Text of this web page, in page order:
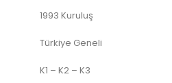
1993 Kuruluş
Türkiye Geneli
K1 – K2 – K3